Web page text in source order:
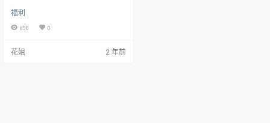
福利
658 0
花姐 2 年前